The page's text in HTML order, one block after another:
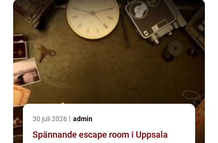
30 juli 2026 admin
Spännande escape room i Uppsala